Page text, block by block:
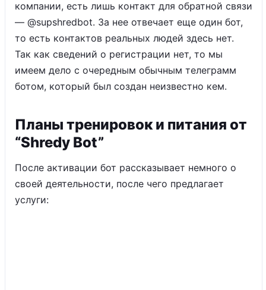
компании, есть лишь контакт для обратной связи
— @supshredbot. За нее отвечает еще один бот,
то есть контактов реальных людей здесь нет.
Так как сведений о регистрации нет, то мы
имеем дело с очередным обычным телеграмм
ботом, который был создан неизвестно кем.
Планы тренировок и питания от
“Shredy Bot”
После активации бот рассказывает немного о
своей деятельности, после чего предлагает
услуги: